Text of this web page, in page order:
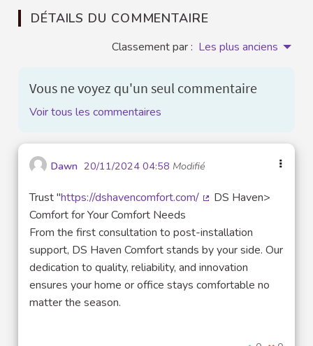
DÉTAILS DU COMMENTAIRE
Classement par : Les plus anciens
Vous ne voyez qu'un seul commentaire
Voir tous les commentaires
Dawn 20/11/2024 04:58 Modifié
Trust "https://dshavencomfort.com/
DS Haven>
Comfort for Your Comfort Needs
From the first consultation to post-installation
support, DS Haven Comfort stands by your side. Our
dedication to quality, reliability, and innovation
ensures your home or office stays comfortable no
matter the season.